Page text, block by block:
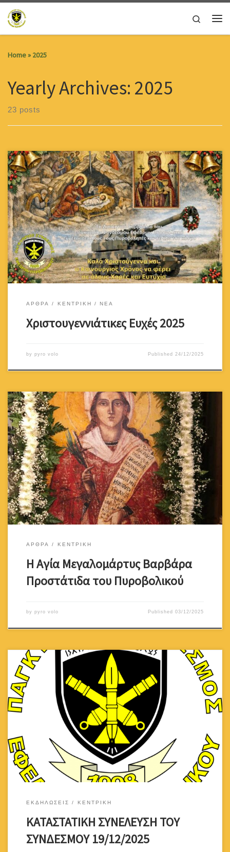
Skip to content
Search
Home» 2025
Yearly Archives: 2025
23 posts
ΑΡΘΡΑ ΚΕΝΤΡΙΚΗ ΝΕΑ
Χριστουγεννιάτικες Ευχές 2025
by pyro volo Published 24/12/2025
Η Αγία Βαρβάρα έζησε το 3ον αιώνα μ.Χ στη Νικομήδεια της Μικράς
Ασίας, επί εποχής του Ρωμαίου αυτοκράτορα Μαξιμιανού. Είχε για
πατέρα τον Διόσκορο, ο οποίος ήταν Εθνικός φανατικός –
ειδωλολάτρης. Ο πατέρας της για να προφυλάξει την Αγία
Βαρβάρα( η οποία ήταν πολύ όμορφη) από διάφορους
μνηστήρες, διάταξε και την […]
ΑΡΘΡΑ ΚΕΝΤΡΙΚΗ
Η Αγία Μεγαλομάρτυς Βαρβάρα
Προστάτιδα του Πυροβολικού
by pyro volo Published03/12/2025
Προσκαλείστε στην ΚΑΤΑΣΤΑΤΙΚΗ ΣΥΝΕΛΕΥΣΗ του Συνδέσμου, που
θα πραγματοποιηθείτην Παρασκευή 19 Δεκεμβρίου 2025 και ώρα
18:30 στο οίκημα του Συνδέσμου στην οδόΑθηνάς 15 στη
Λευκωσία.Κατά τη Καταστατική Συνέλευση θα εγκριθούν οι
Καταστατικές αλλαγές που απαιτούνταιγια την καλή λειτουργία
του Συνδέσμου με βάση το νόμο και τους
κανονισμούςλειτουργίας των Σωματείων.Για περισσότερες […]
ΕΚΔΗΛΩΣΕΙΣ ΚΕΝΤΡΙΚΗ
ΚΑΤΑΣΤΑΤΙΚΗ ΣΥΝΕΛΕΥΣΗ ΤΟΥ
ΣΥΝΔΕΣΜΟΥ 19/12/2025